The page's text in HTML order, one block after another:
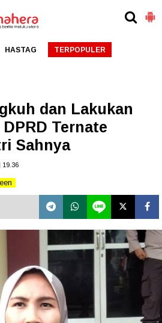
HASTAG TERPOPULER
dan Lakukan
Ternate
Sahnya
19.36